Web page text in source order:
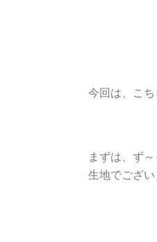
今回は、こ
まずは、ず
生地でござい